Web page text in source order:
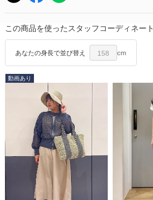
この商品を使ったスタッフコーディネート
あなたの身長で並び替え 158 cm
動画あり